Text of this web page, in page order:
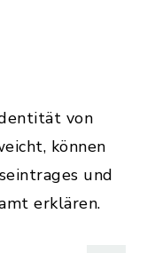
von
können
und
erklären.